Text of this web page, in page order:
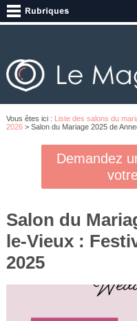
Vous êtes ici : Liste des salons du
2026> Salon du Mariage 2025 de
Demandez
Salon du
le-Vieux :
2025